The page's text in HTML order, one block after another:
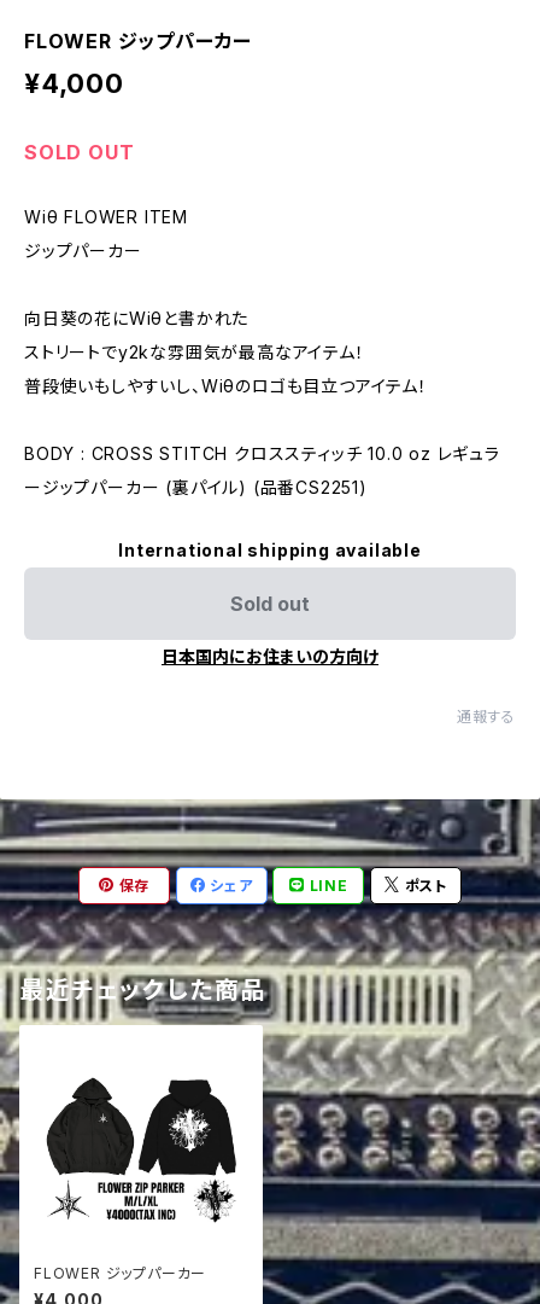
FLOWER ジップパーカー
¥4,000
SOLD OUT
Wiθ FLOWER ITEM
ジップパーカー
向日葵の花にWiθと書かれた
ストリートでy2kな雰囲気が最高なアイテム！
普段使いもしやすいし、Wiθのロゴも目立つアイテム！
BODY : CROSS STITCH クロススティッチ 10.0 oz レギュラ
ージップパーカー (裏パイル) (品番CS2251)
International shipping available
Sold out
日本国内にお住まいの方向け
通報する
保存 シェア LINE ポスト
最近チェックした商品
FLOWER ジップパーカー
¥4,000